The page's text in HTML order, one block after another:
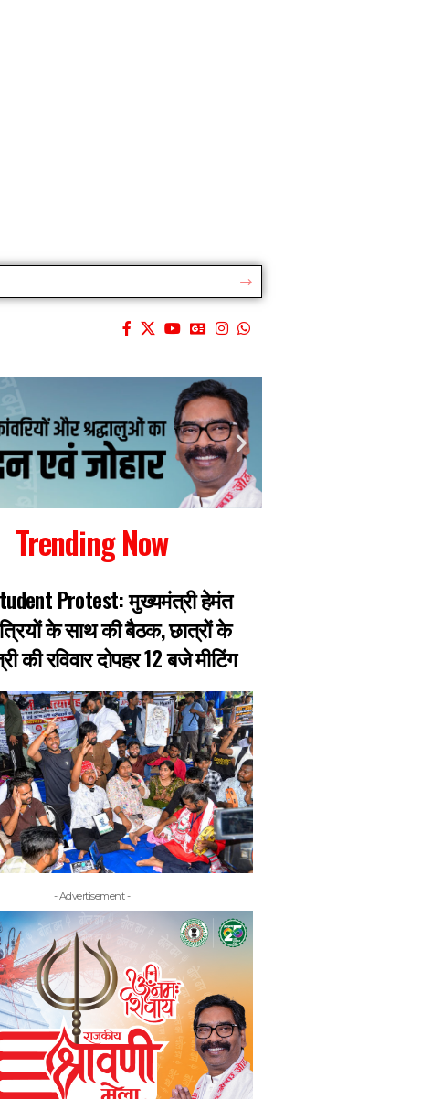
Trending Now
Protest: मुख्यमंत्री हेमंत
के साथ की बैठक, छात्रों के
की रविवार दोपहर 12 बजे मीटिंग
- Advertisement -